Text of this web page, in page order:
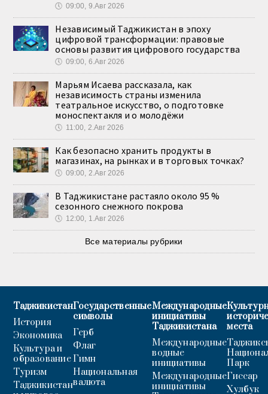
🕔 09:00, 9.Авг 2026
Независимый Таджикистан в эпоху
цифровой трансформации: правовые
основы развития цифрового государства
🕔 09:00, 6.Авг 2026
Марьям Исаева рассказала, как
независимость страны изменила
театральное искусство, о подготовке
моноспектакля и о молодёжи
🕔 11:00, 2.Авг 2026
Как безопасно хранить продукты в
магазинах, на рынках и в торговых точках?
🕔 09:00, 2.Авг 2026
В Таджикистане растаяло около 95 %
сезонного снежного покрова
🕔 12:00, 1.Авг 2026
Все материалы рубрики
Таджикистан
История
Экономика
Культура и
образование
Туризм
Таджикистан
Государственные
символы
Герб
Флаг
Гимн
Национальная
валюта
Международные
инициативы
Таджикистана
Международные
водные
инициативы
Международные
инициативы
места
Парк
Гиссар
Хулбук